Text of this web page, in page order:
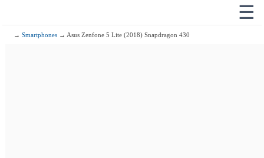
☰
→Smartphones → Asus Zenfone 5 Lite (2018) Snapdragon 430